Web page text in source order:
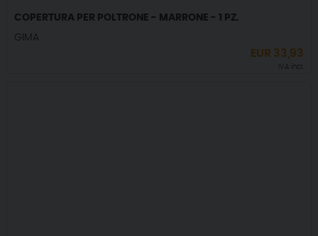
COPERTURA PER POLTRONE - MARRONE - 1 PZ.
GIMA
EUR 33,93
IVA incl.